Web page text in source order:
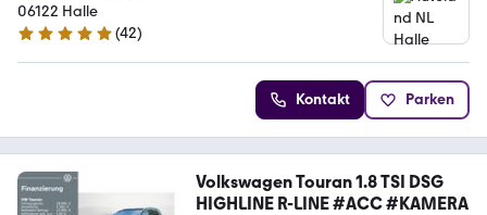
06122 Halle
4.8 Sterne
(42)
Kontakt Parken
Volkswagen Touran 1.8 TSI DSG
HIGHLINE R-LINE #ACC #KAMERA